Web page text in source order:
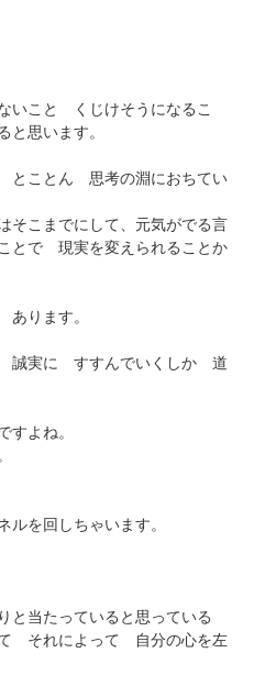
いこと くじけそうになるこ
思います。
ことん 思考の淵におちてい
こまでにして、元気がでる言
とで 現実を変えられることか
ります。
実に すすんでいくしか 道
よね。
を回しちゃいます。
当たっていると思っている
て それによって 自分の心を左